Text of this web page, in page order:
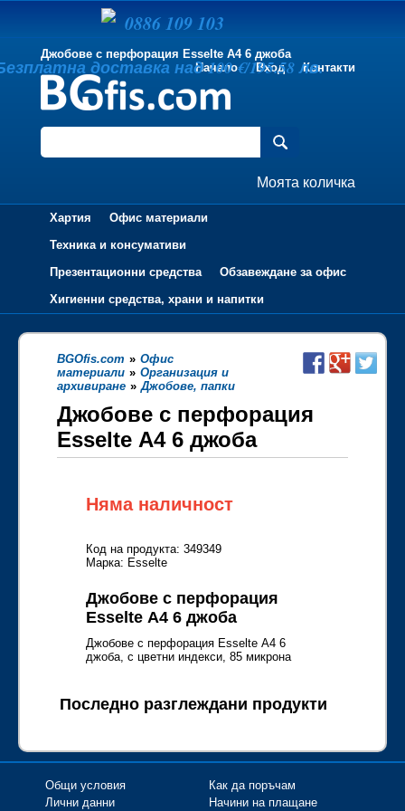
Джобове с перфорация Esselte А4 6 джоба
Начало
Вход Контакти
Моята количка
Хартия
Офис материали
Техника и консумативи
Презентационни средства
Обзавеждане за офис
Хигиенни средства, храни и напитки
BGOfis.com » Офис
материали » Организация и
архивиране » Джобове, папки
Джобове с перфорация
Esselte А4 6 джоба
Няма наличност
Код на продукта: 349349
Марка: Esselte
Джобове с перфорация
Esselte А4 6 джоба
Джобове с перфорация Esselte А4 6
джоба, с цветни индекси, 85 микрона
Последно разглеждани продукти
0886 109 103
доставка над 100 €/195.58 лв.
Общи условия
Лични данни
Как да поръчам
Начини на плащане